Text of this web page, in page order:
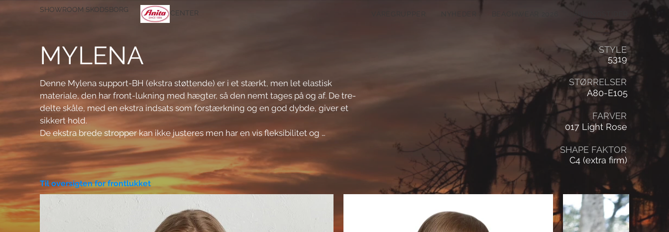
CENTER
SHOWROOM SKODSBORG
MYLENA
Denne Mylena support-BH (ekstra støttende) er i et stærkt, men let elastisk
materiale, den har front-lukning med hægter, så den nemt tages på og af. De tre-
delte skåle, med en ekstra indsats som forstærkning og en god dybde, giver et
sikkert hold.
De ekstra brede stropper kan ikke justeres men har en vis fleksibilitet og
afhjælper belastningen på skuldrene fra et tungt bryst. BH'en har højt skåret ryg
og sider, som ved specielle behov (evt. lymfødem) er en fordel.
STYLE
5319
STØRRELSER
A80-E105
FARVER
017 Light Rose
SHAPE FAKTOR
C4 (extra firm)
Til oversigten for frontlukket